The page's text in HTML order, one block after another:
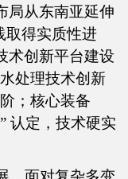
局从东南亚延伸
取得实质性进
术创新平台建设
处理技术创新
；核心装备
认定，技术硬实